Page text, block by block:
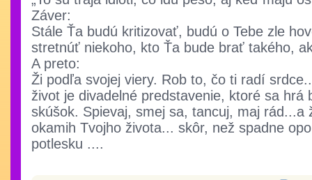
Záver:
Stále Ťa budú kritizovať, budú o Tebe zle
stretnúť niekoho, kto Ťa bude brať takého,
A preto:
Ži podľa svojej viery. Rob to, čo ti radí
život je divadelné predstavenie, ktoré sa hrá
skúšok. Spievaj, smej sa, tancuj, maj rád...a
okamih Tvojho života... skôr, než spadne
potlesku ....